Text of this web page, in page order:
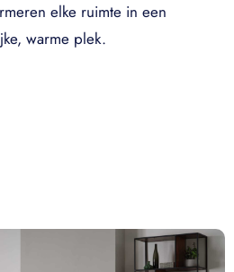
elke ruimte in een
warme plek.